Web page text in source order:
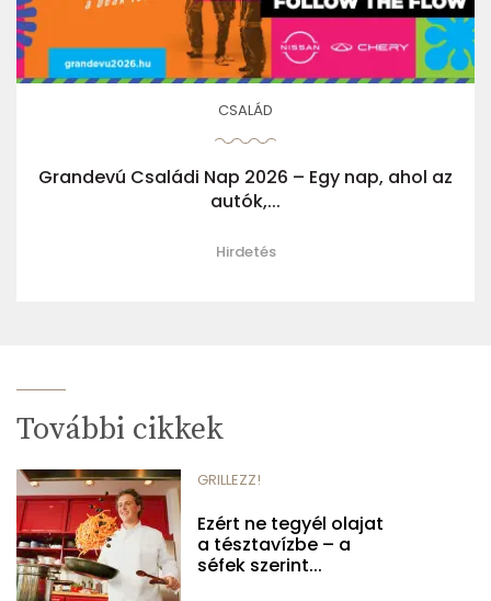
CSALÁD
Grandevú Családi Nap 2026 – Egy nap, ahol az
autók,...
Hirdetés
További cikkek
GRILLEZZ!
Ezért ne tegyél olajat
a tésztavízbe – a
séfek szerint...